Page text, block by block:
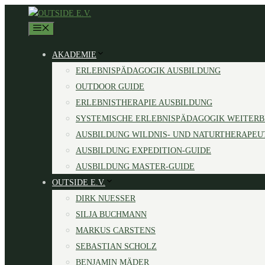
AKADEMIE
ERLEBNISPÄDAGOGIK AUSBILDUNG
OUTDOOR GUIDE
ERLEBNISTHERAPIE AUSBILDUNG
SYSTEMISCHE ERLEBNISPÄDAGOGIK
AUSBILDUNG WILDNIS- UND
AUSBILDUNG EXPEDITION-GUIDE
AUSBILDUNG MASTER-GUIDE
OUTSIDE E.V.
DIRK NUESSER
SILJA BUCHMANN
MARKUS CARSTENS
SEBASTIAN SCHOLZ
BENJAMIN MÄDER